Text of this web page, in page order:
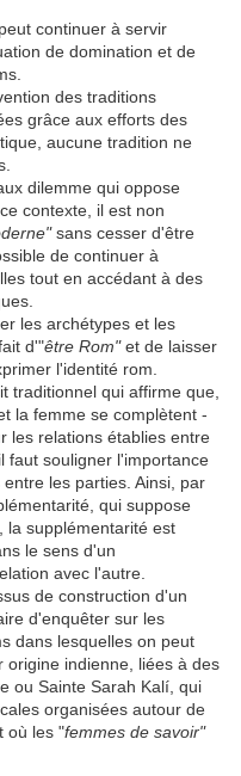
continuer à servir
de domination et de
des traditions
grâce aux efforts des
aucune tradition ne
dilemme qui oppose
contexte, il est non
sans cesser d'être
de continuer à
tout en accédant à des
les archétypes et les
d'"être Rom"et de laisser
l'identité rom.
traditionnel qui affirme que,
la femme se complètent -
les relations établies entre
faut souligner l'importance
les parties. Ainsi, par
qui suppose
la supplémentarité est
le sens d'un
avec l'autre.
de construction d'un
d'enquêter sur les
dans lesquelles on peut
origine indienne, liées à des
ou Sainte Sarah Kalí, qui
organisées autour de
où les "femmes de savoir"